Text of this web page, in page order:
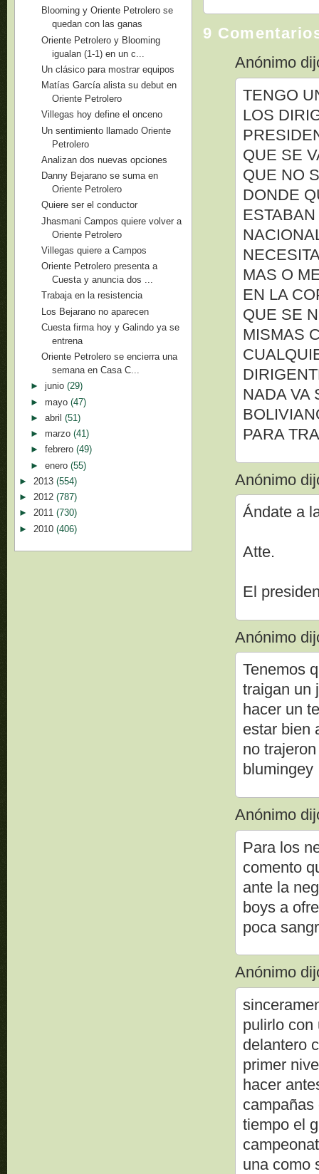
9
Anónimo
TENGO
LOS
QUE SE
QUE NO
DONDE
MAS O
EN LA
QUE SE
MISMAS
NADA VA
PARA
Anónimo
Ándate a
Atte.
El
Anónimo
Tenemos
traigan un
hacer un
estar bien
no
blumingey
Anónimo
Para los
comento
ante la
boys a
poca
Anónimo
pulirlo con
delantero
primer
hacer
tiempo el
una como
Blooming y Oriente Petrolero se
quedan con las ganas
Oriente Petrolero y Blooming
igualan (1-1) en un c...
Un clásico para mostrar equipos
Matías García alista su debut en
Oriente Petrolero
Villegas hoy define el onceno
Un sentimiento llamado Oriente
Petrolero
Analizan dos nuevas opciones
Danny Bejarano se suma en
Oriente Petrolero
Quiere ser el conductor
Jhasmani Campos quiere volver a
Oriente Petrolero
Villegas quiere a Campos
Oriente Petrolero presenta a
Cuesta y anuncia dos ...
Trabaja en la resistencia
Los Bejarano no aparecen
Cuesta firma hoy y Galindo ya se
entrena
Oriente Petrolero se encierra una
semana en Casa C...
► junio (29)
► mayo (47)
► abril (51)
► marzo (41)
► febrero (49)
► enero (55)
► 2013 (554)
► 2012 (787)
► 2011 (730)
► 2010 (406)